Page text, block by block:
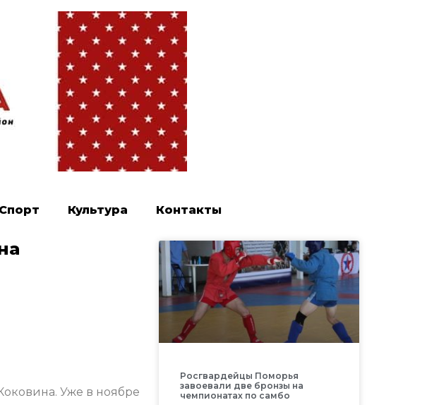
Спорт Культура Контакты
Уже в ноябре
Росгвардейцы Поморья
завоевали две бронзы на
чемпионатах по самбо